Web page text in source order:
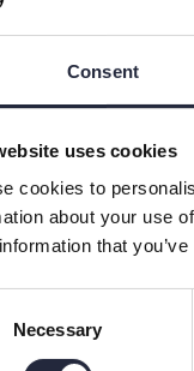
Consent
uses cookies
cookies to
about your use
that
Necessary